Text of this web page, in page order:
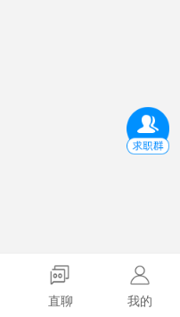
直聊 我的